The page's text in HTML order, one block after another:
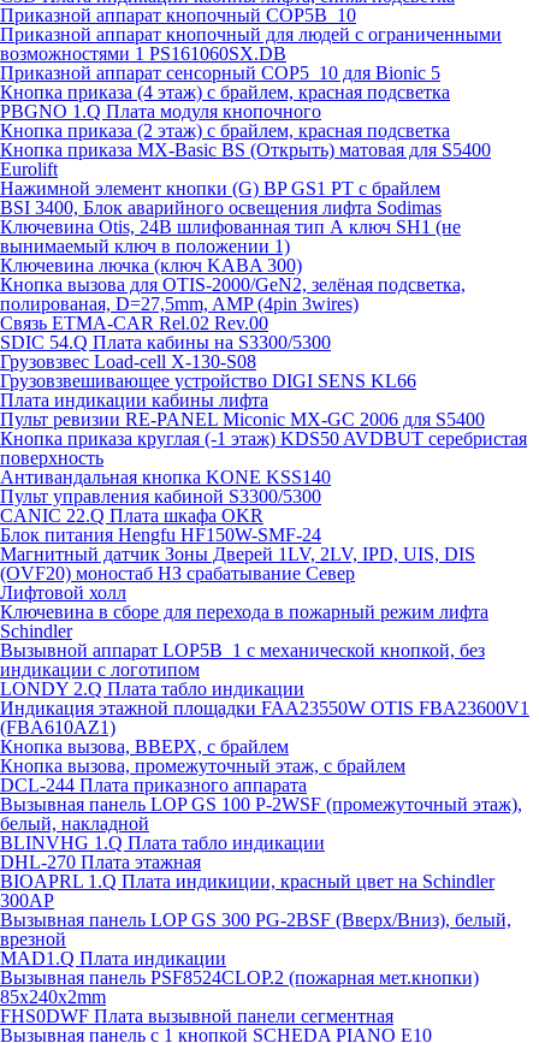
Приказной аппарат кнопочный COP5B_10
Приказной аппарат кнопочный для людей с ограниченными
возможностями 1 PS161060SX.DB
Приказной аппарат сенсорный COP5_10 для Bionic 5
Кнопка приказа (4 этаж) с брайлем, красная подсветка
PBGNO 1.Q Плата модуля кнопочного
Кнопка приказа (2 этаж) с брайлем, красная подсветка
Кнопка приказа MX-Basic BS (Открыть) матовая для S5400
Eurolift
Нажимной элемент кнопки (G) BP GS1 PT с брайлем
BSI 3400, Блок аварийного освещения лифта Sodimas
Ключевина Otis, 24В шлифованная тип А ключ SH1 (не
вынимаемый ключ в положении 1)
Ключевина лючка (ключ KABA 300)
Кнопка вызова для OTIS-2000/GeN2, зелёная подсветка,
полированая, D=27,5mm, AMP (4pin 3wires)
Связь ETMA-CAR Rel.02 Rev.00
SDIC 54.Q Плата кабины на S3300/5300
Грузовзвес Load-cell X-130-S08
Грузовзвешивающее устройство DIGI SENS KL66
Плата индикации кабины лифта
Пульт ревизии RE-PANEL Miconic MX-GC 2006 для S5400
Кнопка приказа круглая (-1 этаж) KDS50 AVDBUT серебристая
поверхность
Антивандальная кнопка KONE KSS140
Пульт управления кабиной S3300/5300
CANIC 22.Q Плата шкафа OKR
Блок питания Hengfu HF150W-SMF-24
Магнитный датчик Зоны Дверей 1LV, 2LV, IPD, UIS, DIS
(OVF20) моностаб НЗ срабатывание Cевер
Лифтовой холл
Ключевина в сборе для перехода в пожарный режим лифта
Schindler
Вызывной аппарат LOP5B_1 с механической кнопкой, без
индикации с логотипом
LONDY 2.Q Плата табло индикации
Индикация этажной площадки FAA23550W OTIS FBA23600V1
(FBA610AZ1)
Кнопка вызова, ВВЕРХ, с брайлем
Кнопка вызова, промежуточный этаж, с брайлем
DCL-244 Плата приказного аппарата
Вызывная панель LOP GS 100 P-2WSF (промежуточный этаж),
белый, накладной
BLINVHG 1.Q Плата табло индикации
DHL-270 Плата этажная
BIOAPRL 1.Q Плата индикиции, красный цвет на Schindler
300AP
Вызывная панель LOP GS 300 PG-2BSF (Вверх/Вниз), белый,
врезной
MAD1.Q Плата индикации
Вызывная панель PSF8524CLOP.2 (пожарная мет.кнопки)
85х240х2mm
FHS0DWF Плата вызывной панели сегментная
Вызывная панель с 1 кнопкой SCHEDA PIANO E10